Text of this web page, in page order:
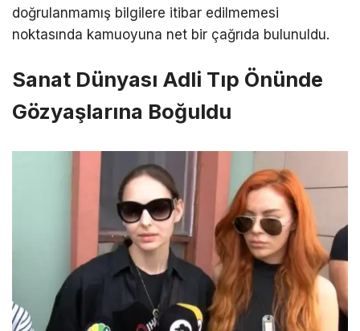
doğrulanmamış bilgilere itibar edilmemesi
noktasında kamuoyuna net bir çağrıda bulunuldu.
Sanat Dünyası Adli Tıp Önünde
Gözyaşlarına Boğuldu